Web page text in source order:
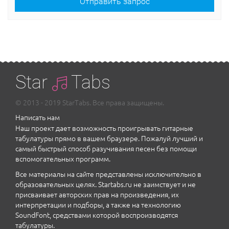
Star Tabs
© 2013 - 2019 StarTabs. Все права защищены.
Написать нам
Наш проект дает возможность проигрывать гитарные
табулатуры прямо в вашем браузере. Пожалуй лучший и
самый быстрый способ разучивания песен без помощи
вспомогательных программ.
Все материалы на сайте представлены исключительно в
образовательных целях. Startabs.ru не заимствует и не
присваивает авторских прав на произведения, их
интерпретации и подборы, а также на технологию
SoundFont, средствами которой воспроизводятся
табулатуры.